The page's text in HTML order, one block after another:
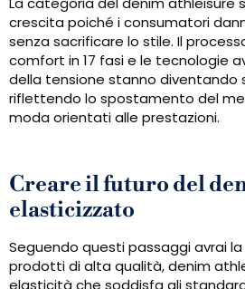
crescita poiché i consumatori
senza sacrificare lo stile. Il
comfort in 17 fasi e le tecnologie
della tensione stanno
riflettendo lo spostamento del
moda orientati alle prestazioni.
Creare il futuro del
elasticizzato
Seguendo questi passaggi avrai
prodotti di alta qualità, denim